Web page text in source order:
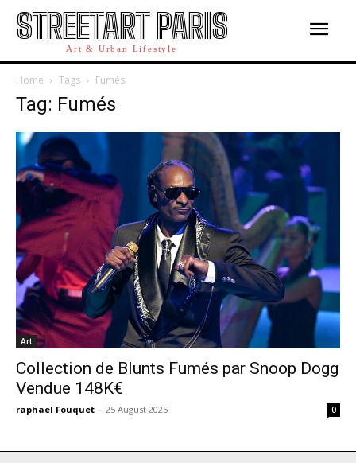
STREETART PARIS
Art & Urban Lifestyle
Home Tags Fumés
Tag: Fumés
Art
Collection de Blunts Fumés par Snoop Dogg
Vendue 148K€
raphael Fouquet - 25 August 2025 0